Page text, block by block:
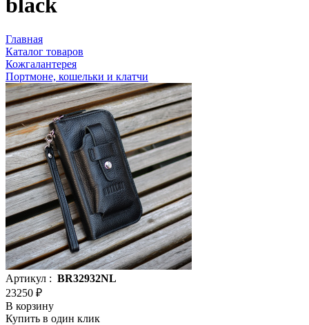
black
Главная
Каталог товаров
Кожгалантерея
Портмоне, кошельки и клатчи
Артикул : BR32932NL
23250 ₽
В корзину
Купить в один клик